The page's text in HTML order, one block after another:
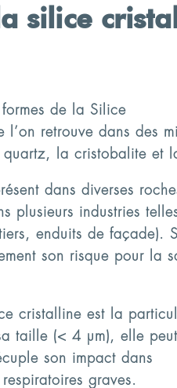
silice
de la Silice
retrouve dans des
la cristobalite et
dans diverses
plusieurs industries
enduits de façade).
son risque pour la
cristalline est la
taille (< 4 µm), elle
son impact dans
graves.